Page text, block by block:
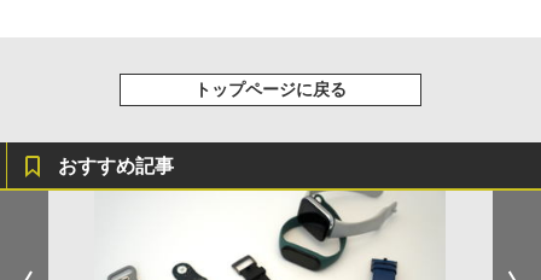
トップページに戻る
おすすめ記事